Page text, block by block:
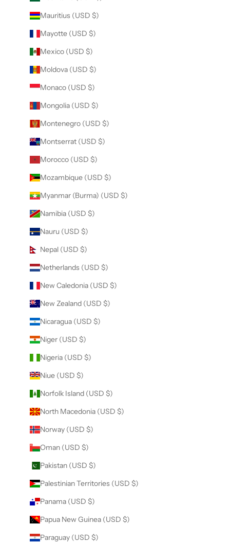
Mauritius (USD $)
Mayotte (USD $)
Mexico (USD $)
Moldova (USD $)
Monaco (USD $)
Mongolia (USD $)
Montenegro (USD $)
Montserrat (USD $)
Morocco (USD $)
Mozambique (USD $)
Myanmar (Burma) (USD $)
Namibia (USD $)
Nauru (USD $)
Nepal (USD $)
Netherlands (USD $)
New Caledonia (USD $)
New Zealand (USD $)
Nicaragua (USD $)
Niger (USD $)
Nigeria (USD $)
Niue (USD $)
Norfolk Island (USD $)
North Macedonia (USD $)
Norway (USD $)
Oman (USD $)
Pakistan (USD $)
Palestinian Territories (USD $)
Panama (USD $)
Papua New Guinea (USD $)
Paraguay (USD $)